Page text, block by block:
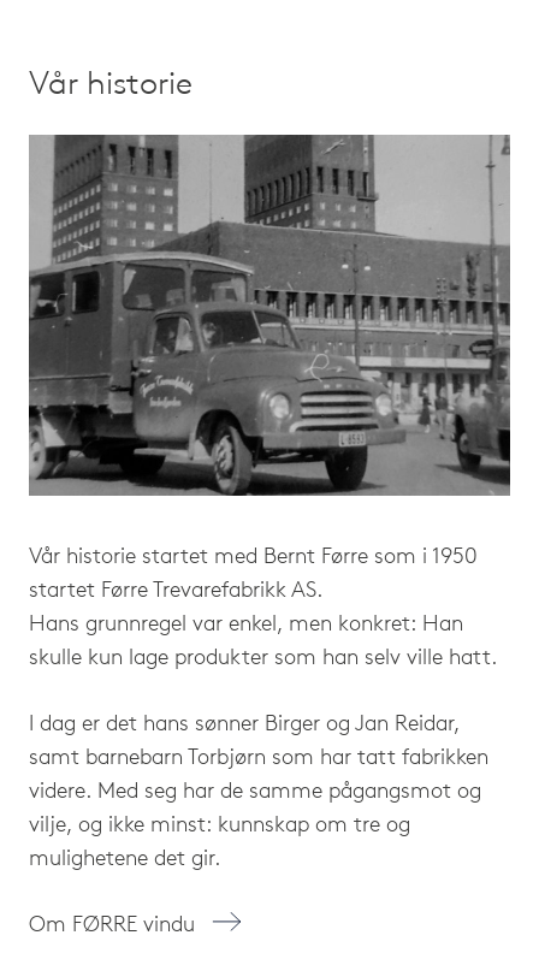
Vår historie
Vår historie startet med Bernt Førre som i 1950
startet Førre Trevarefabrikk AS.
Hans grunnregel var enkel, men konkret: Han
skulle kun lage produkter som han selv ville hatt.
I dag er det hans sønner Birger og Jan Reidar,
samt barnebarn Torbjørn som har tatt fabrikken
videre. Med seg har de samme pågangsmot og
vilje, og ikke minst: kunnskap om tre og
mulighetene det gir.
Om FØRRE vindu